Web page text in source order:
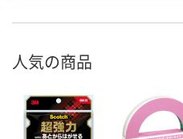
人気の商品